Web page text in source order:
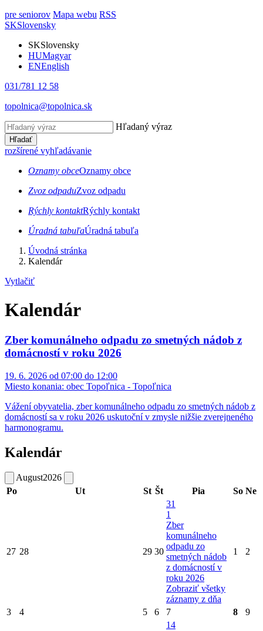
pre seniorov Mapa webu RSS
SKSlovensky
SKSlovensky
HUMagyar
ENEnglish
031/781 12 58
topolnica@topolnica.sk
Hľadaný výraz
Hľadať
rozšírené vyhľadávanie
Oznamy obceOznamy obce
Zvoz odpaduZvoz odpadu
Rýchly kontaktRýchly kontakt
Úradná tabuľaÚradná tabuľa
Úvodná stránka
Kalendár
Vytlačiť
Kalendár
Zber komunálneho odpadu zo smetných nádob z
domácností v roku 2026
19. 6. 2026 od 07:00 do 12:00
Miesto konania: obec Topoľnica - Topoľnica
Vážení obyvatelia, zber komunálneho odpadu zo smetných nádob z
domácností sa v roku 2026 uskutoční v zmysle nižšie zverejneného
harmonogramu.
Kalendár
August2026
Po
Ut St Št Pia So Ne
27 28 29 30
31
1
Zber
komunálneho
odpadu zo
smetných nádob
z domácností v
roku 2026
Zobraziť všetky
záznamy z dňa
1 2
3 4 5 6 7 8
9
14